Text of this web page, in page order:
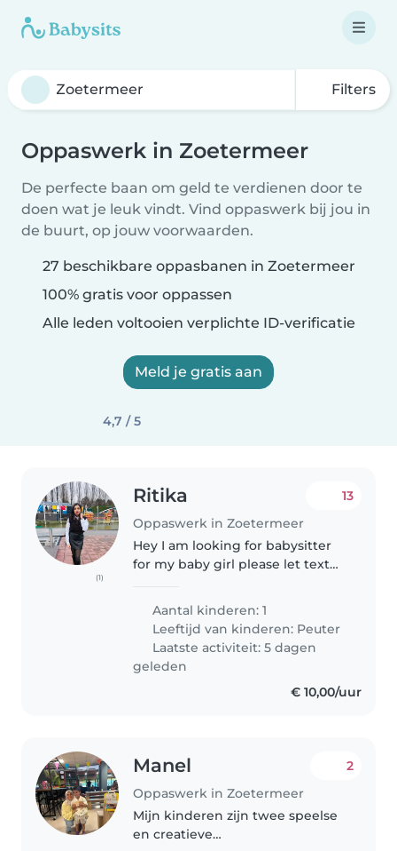
Filters
Oppaswerk in Zoetermeer
De perfecte baan om geld te verdienen door te
doen wat je leuk vindt. Vind oppaswerk bij jou in
de buurt, op jouw voorwaarden.
27 beschikbare oppasbanen in Zoetermeer
100% gratis voor oppassen
Alle leden voltooien verplichte ID-verificatie
Meld je gratis aan
4,7 / 5
(1)
Ritika
Oppaswerk in Zoetermeer
13
Hey I am looking for babysitter
for my baby girl please let text
Aantal kinderen: 1
Leeftijd van kinderen: Peuter
Laatste activiteit: 5 dagen
geleden
€ 10,00/uur
Manel
Oppaswerk in Zoetermeer
2
Mijn kinderen zijn twee speelse
en creatieve